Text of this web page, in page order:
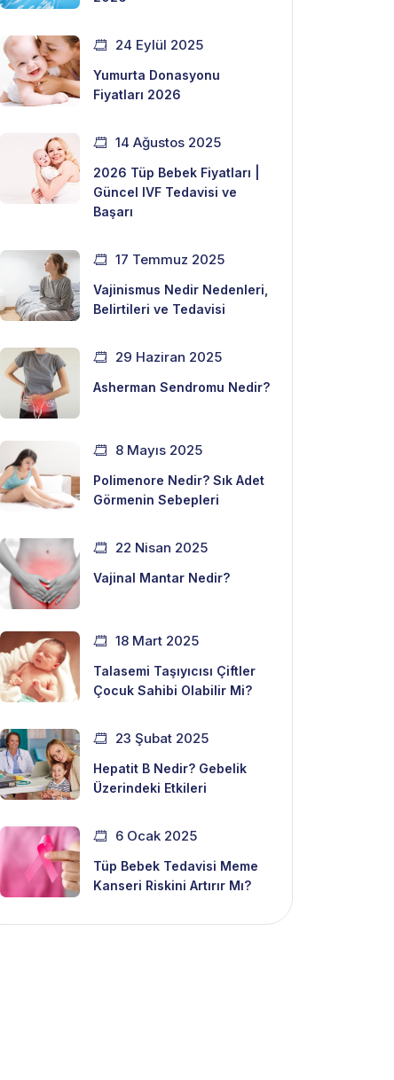
24 Eylül 2025
Yumurta Donasyonu
Fiyatları 2026
14 Ağustos 2025
2026 Tüp Bebek Fiyatları |
Güncel IVF Tedavisi ve
Başarı
17 Temmuz 2025
Vajinismus Nedir Nedenleri,
Belirtileri ve Tedavisi
29 Haziran 2025
Asherman Sendromu Nedir?
8 Mayıs 2025
Polimenore Nedir? Sık Adet
Görmenin Sebepleri
22 Nisan 2025
Vajinal Mantar Nedir?
18 Mart 2025
Talasemi Taşıyıcısı Çiftler
Çocuk Sahibi Olabilir Mi?
23 Şubat 2025
Hepatit B Nedir? Gebelik
Üzerindeki Etkileri
6 Ocak 2025
Tüp Bebek Tedavisi Meme
Kanseri Riskini Artırır Mı?